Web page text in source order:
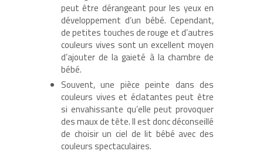
peut être dérangeant pour les yeux en
développement d’un bébé. Cependant,
de petites touches de rouge et d’autres
couleurs vives sont un excellent moyen
d’ajouter de la gaieté à la chambre de
bébé.
Souvent, une pièce peinte dans des
couleurs vives et éclatantes peut être
si envahissante qu’elle peut provoquer
des maux de tête. Il est donc déconseillé
de choisir un ciel de lit bébé avec des
couleurs spectaculaires.